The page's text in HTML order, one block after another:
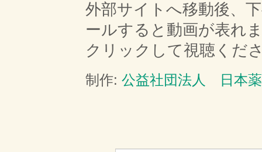
外部サイトへ移動後、
ールすると動画が表れ
クリックして視聴くだ
制作: 公益社団法人 日本